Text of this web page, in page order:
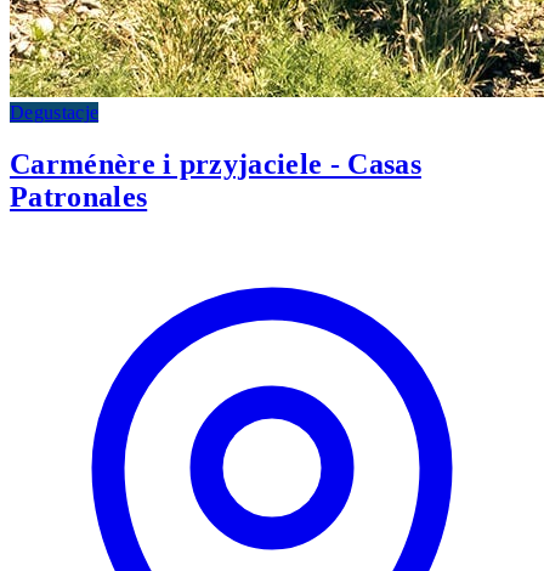
Degustacje
Carménère i przyjaciele - Casas
Patronales